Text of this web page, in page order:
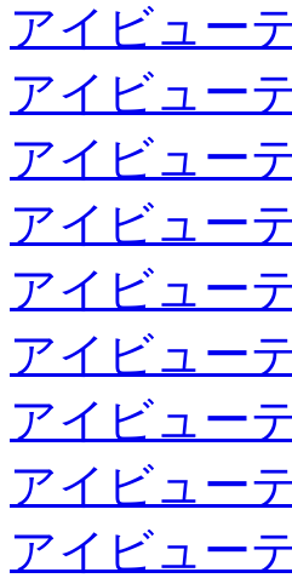
アイビュー
アイビュー
アイビュー
アイビュー
アイビュー
アイビュー
アイビュー
アイビュー
アイビュー